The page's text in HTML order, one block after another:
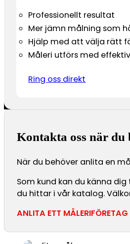
Professionellt resultat
Mer jämn målning som
Hjälp med att välja rätt
Måleri utförs med
Ring oss direkt
Kontakta oss när
När du behöver anlita en
Som kund kan du känna
du hittar i vår katalog.
ANLITA ETT MÅLERIFÖRETAG